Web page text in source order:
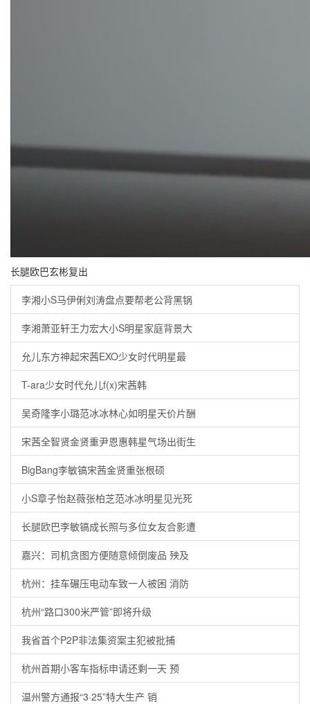
长腿欧巴玄彬复出
李湘小S马伊俐刘涛盘点要帮老公背黑锅
李湘萧亚轩王力宏大小S明星家庭背景大
允儿东方神起宋茜EXO少女时代明星最
T-ara少女时代允儿f(x)宋茜韩
吴奇隆李小璐范冰冰林心如明星天价片酬
宋茜全智贤金贤重尹恩惠韩星气场出街生
BigBang李敏镐宋茜金贤重张根硕
小S章子怡赵薇张柏芝范冰冰明星见光死
长腿欧巴李敏镐成长照与多位女友合影遭
嘉兴：司机贪图方便随意倾倒废品 殃及
杭州：挂车碾压电动车致一人被困 消防
杭州“路口300米严管”即将升级
我省首个P2P非法集资案主犯被批捕
杭州首期小客车指标申请还剩一天 预
温州警方通报“3·25”特大生产 销